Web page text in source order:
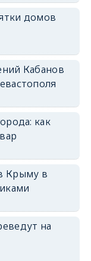
домов
Кабанов
как
Крыму в
на